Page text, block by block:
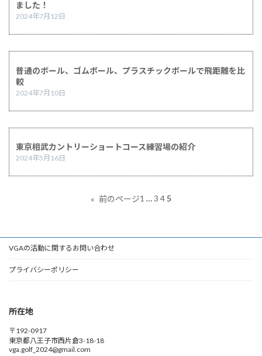
ました！
2024年7月12日
普通のボール、ゴムボール、プラスチックボールで飛距離を比
較
2024年7月10日
東京相武カントリーショートコース練習場の紹介
2024年5月16日
« 前のページ1 …3 4 5
VGAの活動に関するお問い合わせ
プライバシーポリシー
所在地
〒192-0917
東京都八王子市西片倉3-18-18
vga.golf_2024@gmail.com